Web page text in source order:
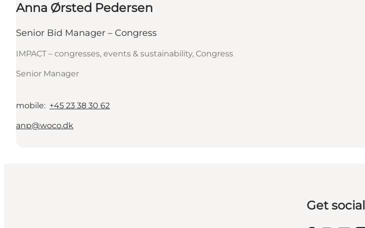
Anna Ørsted Pedersen
Senior Bid Manager – Congress
IMPACT – congresses, events & sustainability, Congress
Senior Manager
mobile: +45 23 38 30 62
anp@woco.dk
Get social